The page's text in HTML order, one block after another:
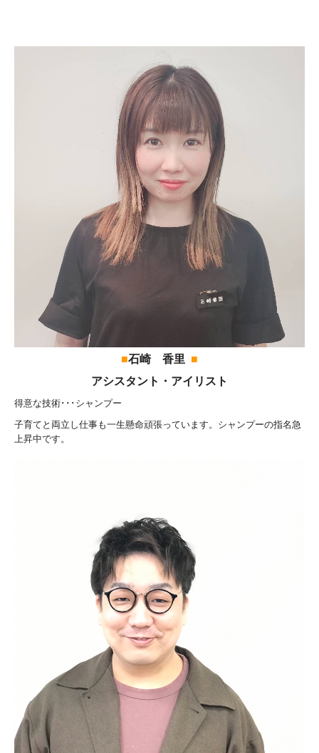
■石崎 香里 ■
アシスタント・アイリスト
得意な技術･･･シャンプー
子育てと両立し仕事も一生懸命頑張っています。シャンプーの指名急
上昇中です。